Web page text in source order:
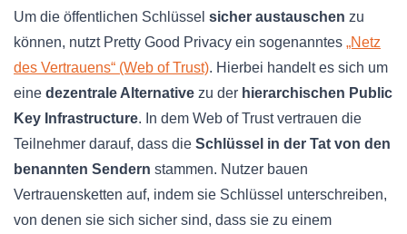
Um die öffentlichen Schlüssel sicher austauschen zu
können, nutzt Pretty Good Privacy ein sogenanntes „Netz
des Vertrauens“ (Web of Trust). Hierbei handelt es sich um
eine dezentrale Alternative zu der hierarchischen Public
Key Infrastructure. In dem Web of Trust vertrauen die
Teilnehmer darauf, dass die Schlüssel in der Tat von den
benannten Sendern stammen. Nutzer bauen
Vertrauensketten auf, indem sie Schlüssel unterschreiben,
von denen sie sich sicher sind, dass sie zu einem